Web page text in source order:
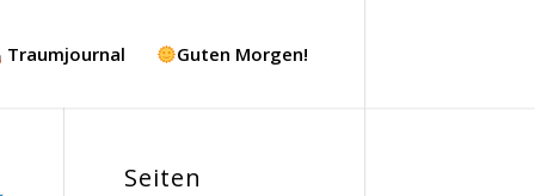
Traumjournal Guten Morgen!
Seiten